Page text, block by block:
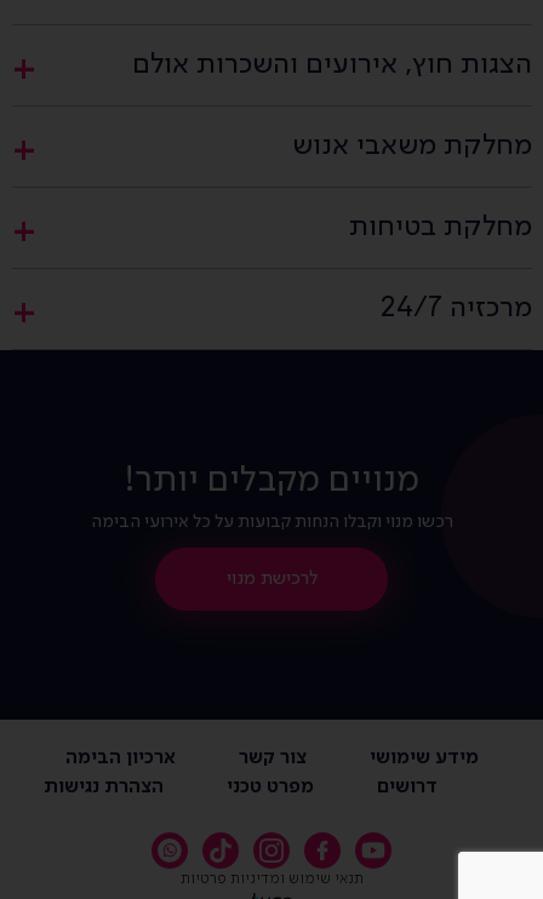
הצגות חוץ, אירועים והשכרות אולם
מחלקת משאבי אנוש
מחלקת בטיחות
מרכזיה 24/7
מנויים מקבלים יותר!
רכשו מנוי וקבלו הנחות קבועות על כל אירועי הבימה
לרכישת מנוי
מידע שימושי צור קשר
ארכיון הבימה
דרושים
מפרט טכני הצהרת נגישות
תנאי שימוש ומדיניות פרטיות